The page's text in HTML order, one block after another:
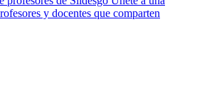
y docentes que comparten